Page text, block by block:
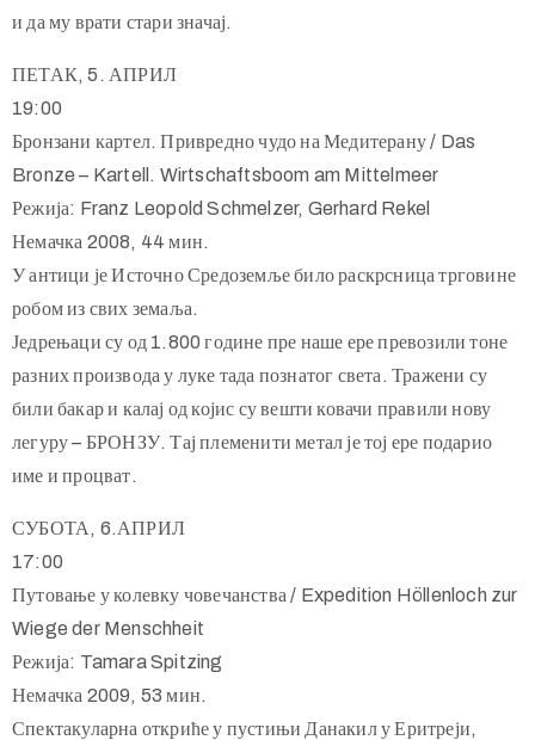
и да му врати стари значај.
ПЕТАК, 5. АПРИЛ
19:00
Бронзани картел. Привредно чудо на Медитерану / Das
Bronze – Kartell. Wirtschaftsboom am Mittelmeer
Режија: Franz Leopold Schmelzer, Gerhard Rekel
Немачка 2008, 44 мин.
У антици је Источно Средоземље било раскрсница трговине
робом из свих земаља.
Једрењаци су од 1.800 године пре наше ере превозили тоне
разних производа у луке тада познатог света. Тражени су
били бакар и калај од којис су вешти ковачи правили нову
легуру – БРОНЗУ. Тај племенити метал је тој ере подарио
име и процват.
СУБОТА, 6.АПРИЛ
17:00
Путовање у колевку човечанства / Expedition Höllenloch zur
Wiege der Menschheit
Режија: Tamara Spitzing
Немачка 2009, 53 мин.
Спектакуларна откриће у пустињи Данакил у Еритреји,